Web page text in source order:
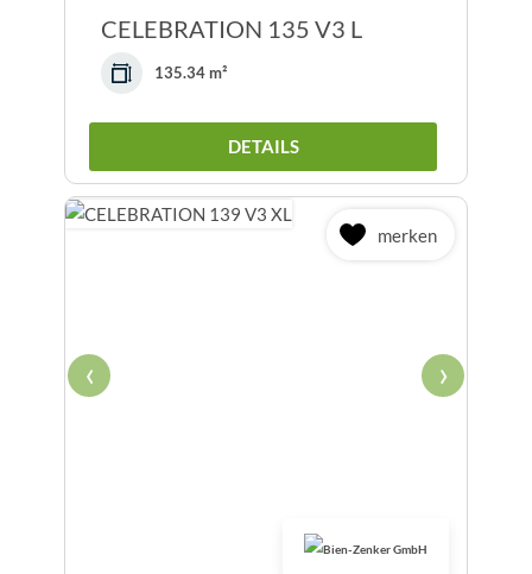
CELEBRATION 135 V3 L
135.34 m²
DETAILS
merken
‹ ›